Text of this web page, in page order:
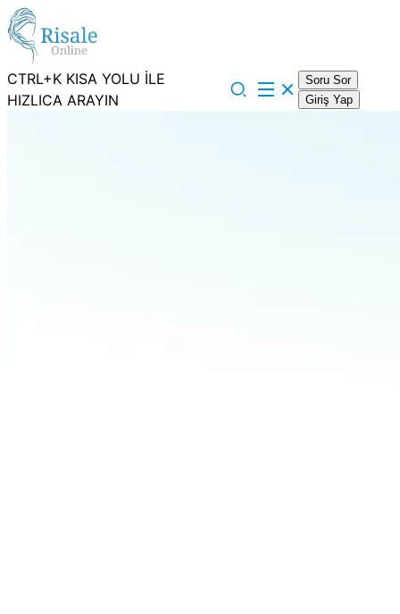
CTRL+K KISA YOLU İLE
HIZLICA ARAYIN
Soru Sor
Giriş Yap